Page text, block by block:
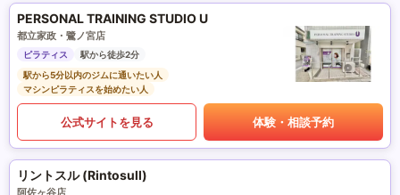
PERSONAL TRAINING STUDIO U
都立家政・鷺ノ宮店
ピラティス
駅から徒歩2分
駅から5分以内のジムに通いたい人
マシンピラティスを始めたい人
公式サイトを見る 体験・相談予約
リントスル (Rintosull)